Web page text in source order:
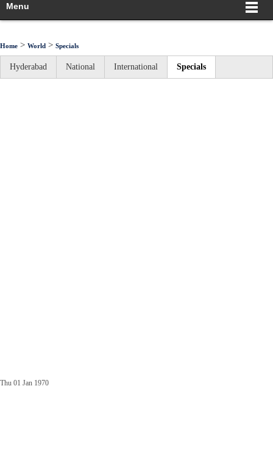
Menu
Home > World > Specials
Hyderabad National International Specials
Thu 01 Jan 1970